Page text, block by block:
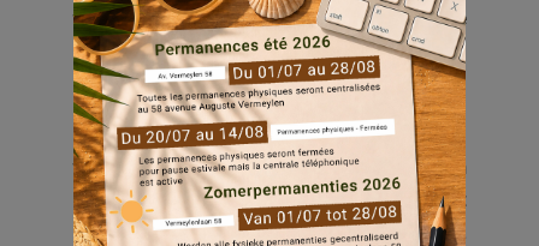
fotoproject met u ontwikkelen om de
openbare ruimte van Germinal te verfraaien.
Nog vragen? Iemand suggesties?
Initiatieven voor te stellen? Kom op
woensdag 15 september tussen 14.30 en
17.30 uur
langs voor de lancering van het
project in het polyvalente ruimte aan de F.